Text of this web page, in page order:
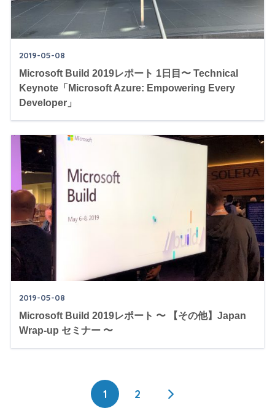
2019-05-08
Microsoft Build 2019レポート 1日目〜 Technical
Keynote「Microsoft Azure: Empowering Every
Developer」
2019-05-08
Microsoft Build 2019レポート 〜 【その他】Japan
Wrap-up セミナー 〜
1 2